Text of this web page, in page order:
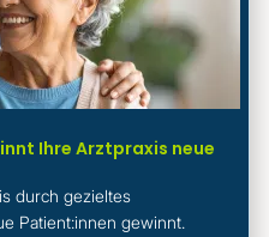
Ihre Arztpraxis neue
durch gezieltes
Patient:innen gewinnt.